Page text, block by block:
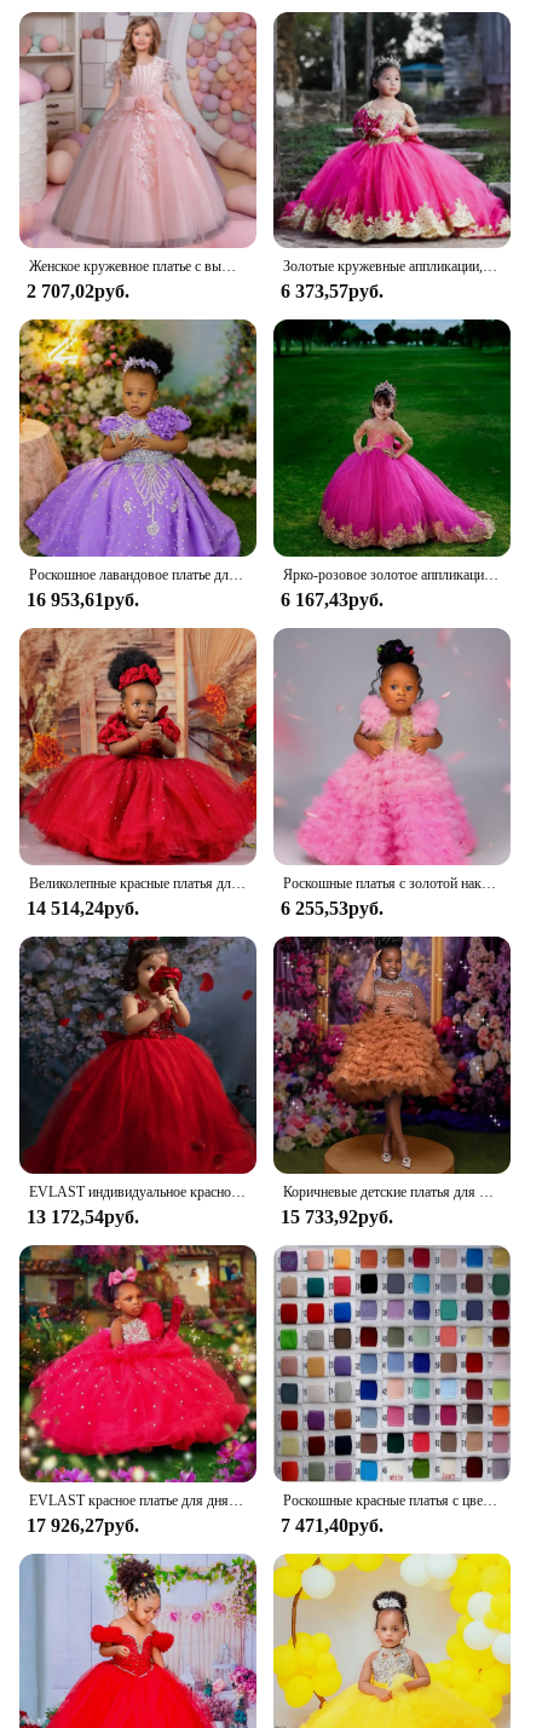
Женское кружевное платье с вышивкой, в цветочек
2 707,02руб.
Золотые кружевные аппликации, пышные платья с цветочным узором для девочек на свадьбу, кружевные аппликации с длинными рукавами, платье принцессы для первого причастия для малышей
6 373,57руб.
Роскошное лавандовое платье для девочек на день рождения, платья с бантом и бисером для девочек, бальные платья королевы для свадебной вечеринки
16 953,61руб.
Ярко-розовое золотое аппликация, элегантное детское свадебное платье для девочек 2024, элегантное вечернее платье на заказ для дня рождения, выпускного вечера
6 167,43руб.
Великолепные красные платья для девочек с цветами, кружевное детское платье принцессы с бисером для первого причастия, крестины для малышей
14 514,24руб.
Роскошные платья с золотой наклейкой для девочек-цветочниц, кружевное платье принцессы с бантом на спине для маленьких девочек, праздничное представление на первый день рождения по индивидуальному заказу
6 255,53руб.
EVLAST индивидуальное красное кружевное платье с цветочным узором для девочек на свадьбу, бальное платье из бисера, пышное платье на день рождения для маленьких детей TFD031
13 172,54руб.
Коричневые детские платья для дня рождения с высоким воротом, индивидуальные платья с рюшами и бантом для девочек-цветочниц на свадьбу, для маленьких девочек, выпускного вечера для фотосессии
15 733,92руб.
EVLAST красное платье для дня рождения для девочек по индивидуальному заказу, пышное платье принцессы с цветочным узором для девочек на свадьбу, для маленьких детей, для фотосессии FD16
17 926,27руб.
Роскошные красные платья с цветочным узором для девочек, вечерние платья принцессы с бисером, очень пышные платья с цветочным узором для девочек, бальные платья для маленьких детей для фото
7 471,40руб.